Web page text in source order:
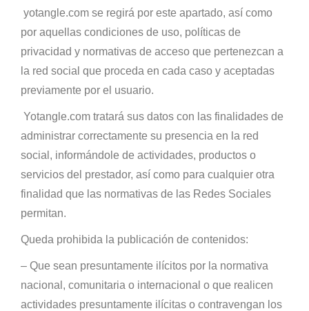
yotangle.com se regirá por este apartado, así como
por aquellas condiciones de uso, políticas de
privacidad y normativas de acceso que pertenezcan a
la red social que proceda en cada caso y aceptadas
previamente por el usuario.
Yotangle.com tratará sus datos con las finalidades de
administrar correctamente su presencia en la red
social, informándole de actividades, productos o
servicios del prestador, así como para cualquier otra
finalidad que las normativas de las Redes Sociales
permitan.
Queda prohibida la publicación de contenidos:
– Que sean presuntamente ilícitos por la normativa
nacional, comunitaria o internacional o que realicen
actividades presuntamente ilícitas o contravengan los